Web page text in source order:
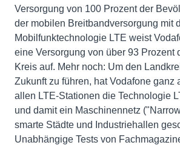
Versorgung von 100 Prozent der
der mobilen Breitbandversorgung mit
Mobilfunktechnologie LTE weist
eine Versorgung von über 93 Prozent
Kreis auf. Mehr noch: Um den
Zukunft zu führen, hat Vodafone ganz
allen LTE-Stationen die Technologie
und damit ein Maschinennetz
smarte Städte und Industriehallen
Unabhängige Tests von